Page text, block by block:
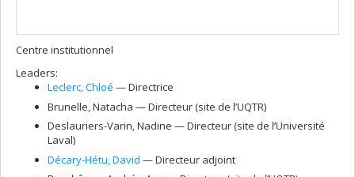
Centre institutionnel
Leaders:
Leclerc, Chloé — Directrice
Brunelle , Natacha — Directeur (site de l’UQTR)
Deslauriers-Varin, Nadine — Directeur (site de l’Université
Laval)
Décary-Hétu , David — Directeur adjoint